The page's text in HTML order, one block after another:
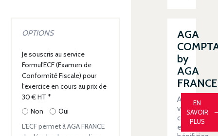
OPTIONS
Je souscris au service
Formul'ECF (Examen de
Conformité Fiscale) pour
l'exercice en cours au prix de
30 € HT *
Non
Oui
L'ECF permet à AGA FRANCE
AGA
by
AGA
FRANCE
Automatiser
votre
comptabilité
et
EN
SAVOIR
PLUS